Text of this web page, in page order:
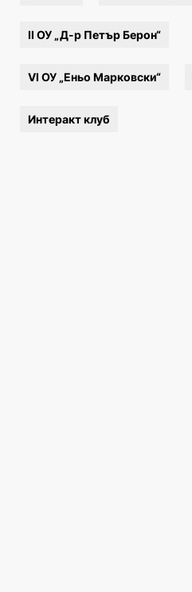
II ОУ „Д-р Петър Берон“
VI ОУ „Еньо Марковски“
Интеракт клуб